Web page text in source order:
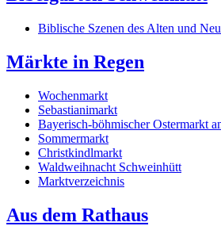
Biblische Szenen des Alten und
Märkte in Regen
Wochenmarkt
Sebastianimarkt
Bayerisch-böhmischer Ostermarkt
Sommermarkt
Christkindlmarkt
Waldweihnacht Schweinhütt
Marktverzeichnis
Aus dem Rathaus